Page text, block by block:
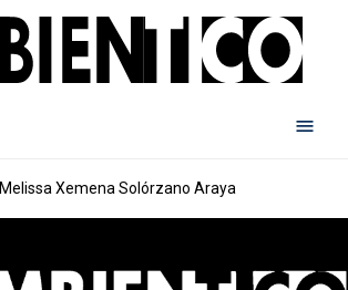
Melissa Xemena Solórzano Araya